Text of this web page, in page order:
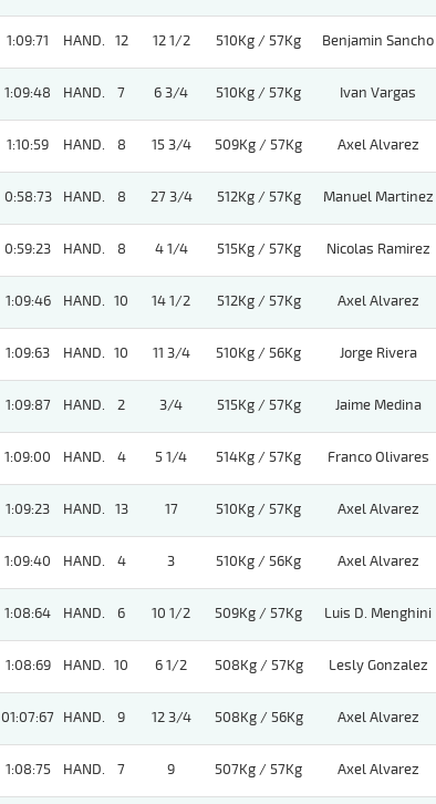
1:09:71 HAND. 12 12 1/2 510Kg / 57Kg Benjamin Sancho
1:09:48 HAND. 7 6 3/4 510Kg / 57Kg Ivan Vargas
1:10:59 HAND. 8 15 3/4 509Kg / 57Kg Axel Alvarez
0:58:73 HAND. 8 27 3/4 512Kg / 57Kg Manuel Martinez
0:59:23 HAND. 8 4 1/4 515Kg / 57Kg Nicolas Ramirez
1:09:46 HAND. 10 14 1/2 512Kg / 57Kg Axel Alvarez
1:09:63 HAND. 10 11 3/4 510Kg / 56Kg Jorge Rivera
1:09:87 HAND. 2 3/4 515Kg / 57Kg Jaime Medina
1:09:00 HAND. 4 5 1/4 514Kg / 57Kg Franco Olivares
1:09:23 HAND. 13 17 510Kg / 57Kg Axel Alvarez
1:09:40 HAND. 4 3 510Kg / 56Kg Axel Alvarez
1:08:64 HAND. 6 10 1/2 509Kg / 57Kg Luis D. Menghini
1:08:69 HAND. 10 6 1/2 508Kg / 57Kg Lesly Gonzalez
01:07:67 HAND. 9 12 3/4 508Kg / 56Kg Axel Alvarez
1:08:75 HAND. 7 9 507Kg / 57Kg Axel Alvarez